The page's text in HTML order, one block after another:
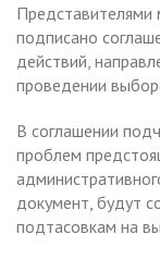
Представителями
подписано
действий,
проведении
В соглашении
проблем
документ, будут
подтасовкам на